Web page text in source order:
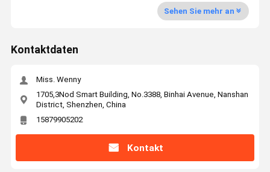
Sehen Sie mehr an
Kontaktdaten
Miss. Wenny
1705,3Nod Smart Building, No.3388, Binhai Avenue, Nanshan
District, Shenzhen, China
15879905202
Kontakt